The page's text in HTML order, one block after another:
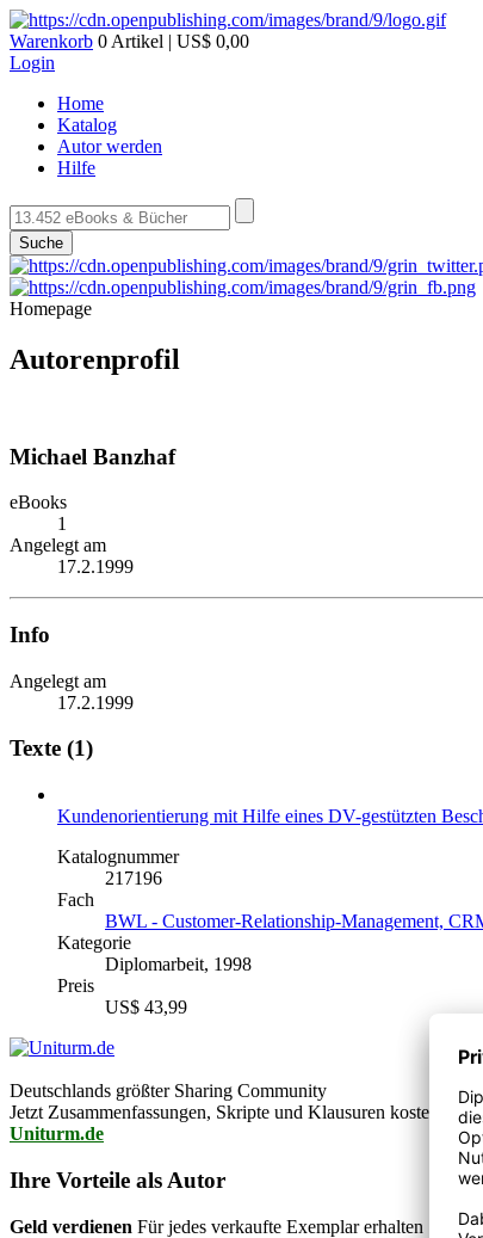
Warenkorb 0 Artikel | US$ 0,00
Login
Home
Katalog
Autor werden
Hilfe
Suche
Homepage
Autorenprofil
Michael Banzhaf
eBooks
1
Angelegt am
17.2.1999
Info
Angelegt am
17.2.1999
Texte (1)
Kundenorientierung mit Hilfe eines DV-gestützten
Katalognummer
217196
Fach
BWL - Customer-Relationship-Management,
Kategorie
Diplomarbeit, 1998
Preis
US$ 43,99
Deutschlands größter Sharing Community
Jetzt Zusammenfassungen, Skripte und Klausuren kostenlos
Uniturm.de
Ihre Vorteile als Autor
Geld verdienen Für jedes verkaufte Exemplar erhalten Sie